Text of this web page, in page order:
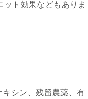
ト効果などもありま
シン、残留農薬、有